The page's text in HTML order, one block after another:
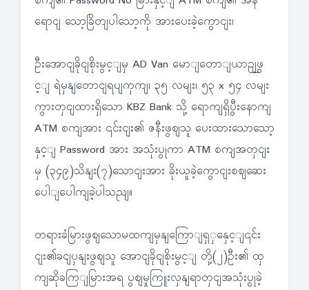
ရောငျ သော့ခြိတျပါသော့ကို အားပေးခဲ့ကွောငျး၊
ဦးအောငျခိုငျစိုးမွင့ျမှ AD Van မောျတောျယာဉျဖွ
င့ျ ရဲမှနျတောငျရပျကှကျ၊ ၃၅ လမျး၊ ၅၃ x ၅၄ လမျး
ကွားတှငျထားရှိသော KBZ Bank သို့ ရောကျရှိပွီးနောကျ
ATM စကျအား ၎င်းငျး၏ ဇနီးဖွဈသူ ပေးထားသောသော့
နှင့ျ Password အား အသုံးပွုကာ ATM စကျအတှငျး
မှ (၃၄၉)သိနျး(၇)သောငျးအား ခိုးယူခဲ့ကွောငျးစဈဆေး
ပေါျပေါကျခဲ့ပါသညျ။
တရားခံမြားဖွဈသောမထကျမှနျကြောျရှှနှေင့ျ၎င်း
ငျး၏ခငျပှနျးဖွဈသူ အောငျခိုငျစိုးမွင့ျ တို့(၂)ဦး၏ ထှ
ကျဆိုခကြျမြားအရ ပွဈမှုကြူးလှနျရာတှငျအသုံးပွုခဲ့